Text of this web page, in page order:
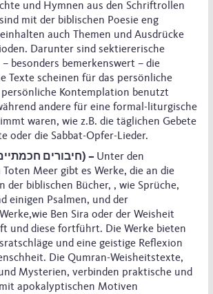
und Hymnen aus den Schriftrollen
mit der biblischen Poesie eng
auch Themen und Ausdrücke
Darunter sind sektiererische
besonders bemerkenswert – die
Texte scheinen für das persönliche
persönliche Kontemplation benutzt
andere für eine formal-liturgische
waren, wie z.B. die täglichen Gebete
oder die Sabbat-Opfer-Lieder.
Weisheitstexte (חיבורים חכמתיים) – Unter den
Meer gibt es Werke, die an die
der biblischen Bücher, , wie Sprüche,
einigen Psalmen, und der
Ben Sira oder der Weisheit
und diese fortführt. Die Werke bieten
und eine geistige Reflexion
Die Qumran-Weisheitstexte,
Mysterien, verbinden praktische und
apokalyptischen Motiven